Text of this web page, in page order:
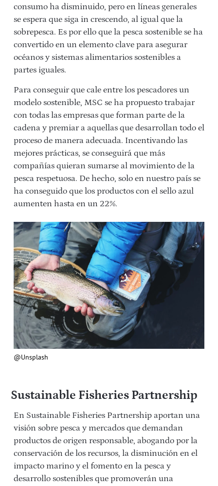
consumo ha disminuido, pero en líneas generales
se espera que siga in crescendo, al igual que la
sobrepesca. Es por ello que la pesca sostenible se ha
convertido en un elemento clave para asegurar
océanos y sistemas alimentarios sostenibles a
partes iguales.
Para conseguir que cale entre los pescadores un
modelo sostenible, MSC se ha propuesto trabajar
con todas las empresas que forman parte de la
cadena y premiar a aquellas que desarrollan todo el
proceso de manera adecuada. Incentivando las
mejores prácticas, se conseguirá que más
compañías quieran sumarse al movimiento de la
pesca respetuosa. De hecho, solo en nuestro país se
ha conseguido que los productos con el sello azul
aumenten hasta en un 22%.
@Unsplash
Sustainable Fisheries Partnership
En Sustainable Fisheries Partnership aportan una
visión sobre pesca y mercados que demandan
productos de origen responsable, abogando por la
conservación de los recursos, la disminución en el
impacto marino y el fomento en la pesca y
desarrollo sostenibles que promoverán una